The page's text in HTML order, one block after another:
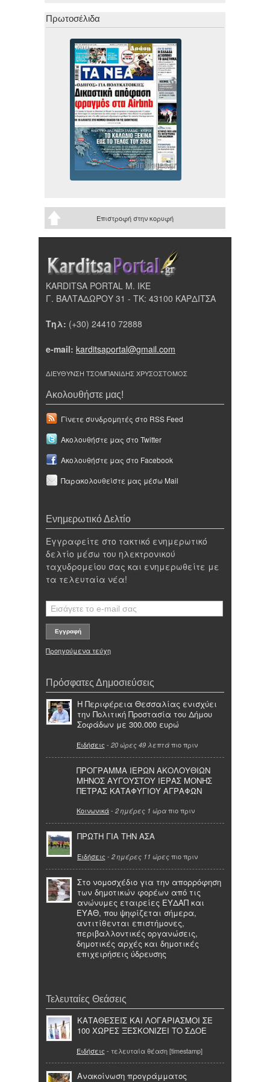
Πρωτοσέλιδα
Επιστροφή στην κορυφή
KARDITSA PORTAL Μ. ΙΚΕ
Γ. ΒΑΛΤΑΔΩΡΟΥ 31 - ΤΚ: 43100 ΚΑΡΔΙΤΣΑ
Τηλ: (+30) 24410 72888
e-mail: karditsaportal@gmail.com
ΔΙΕΥΘΥΝΣΗ ΤΣΟΜΠΑΝΙΔΗΣ ΧΡΥΣΟΣΤΟΜΟΣ
Ακολουθήστε μας!
Γίνετε συνδρομητές στο RSS Feed
Ακολουθήστε μας στο Twitter
Ακολουθήστε μας στο Facebook
Παρακολουθείστε μας μέσω Mail
Ενημερωτικό Δελτίο
Εγγραφείτε στο τακτικό ενημερωτικό
δελτίο μέσω του ηλεκτρονικού
ταχυδρομείου σας και ενημερωθείτε με
τα τελευταία νέα!
Προηγούμενα τεύχη
Πρόσφατες Δημοσιεύσεις
Η Περιφέρεια Θεσσαλίας ενισχύει
την Πολιτική Προστασία του Δήμου
Σοφάδων με 300.000 ευρώ
Ειδήσεις - 20 ώρες 49 λεπτά πιο πριν
ΠΡΟΓΡΑΜΜΑ ΙΕΡΩΝ ΑΚΟΛΟΥΘΙΩΝ
ΜΗΝΟΣ ΑΥΓΟΥΣΤΟΥ ΙΕΡΑΣ ΜΟΝΗΣ
ΠΕΤΡΑΣ ΚΑΤΑΦΥΓΙΟΥ ΑΓΡΑΦΩΝ
Κοινωνικά- 2 ημέρες 1 ώρα πιο πριν
ΠΡΩΤΗ ΓΙΑ ΤΗΝ ΑΣΑ
Ειδήσεις - 2 ημέρες 11 ώρες πιο πριν
Στο νομοσχέδιο για την απορρόφηση
των δημοτικών φορέων από τις
ανώνυμες εταιρείες ΕΥΔΑΠ και
ΕΥΑΘ, που ψηφίζεται σήμερα,
αντιτίθενται επιστήμονες,
περιβαλλοντικές οργανώσεις,
δημοτικές αρχές και δημοτικές
επιχειρήσεις ύδρευσης
Τελευταίες Θεάσεις
ΚΑΤΑΘΕΣΕΙΣ ΚΑΙ ΛΟΓΑΡΙΑΣΜΟΙ ΣΕ
100 ΧΩΡΕΣ ΞΕΣΚΟΝΙΖΕΙ ΤΟ ΣΔΟΕ
Ειδήσεις - τελευταία θέαση [timestamp]
Ανακοίνωση προγράμματος